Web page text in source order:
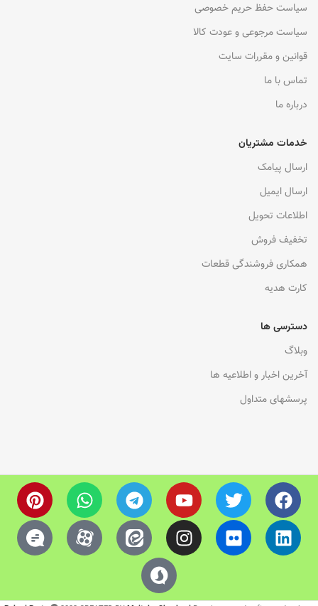
سیاست حفظ حریم خصوصی
سیاست مرجوعی و عودت کالا
قوانین و مقررات سایت
تماس با ما
درباره ما
خدمات مشتریان
ارسال پیامک
ارسال ایمیل
اطلاعات تحویل
تخفیف فروش
همکاری فروشندگی قطعات
کارت هدیه
دسترسی ها
وبلاگ
آخرین اخبار و اطلاعیه ها
پرسشهای متداول